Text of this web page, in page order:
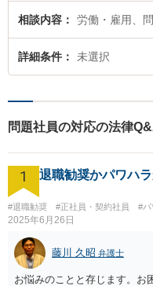
相談内容 労働・雇用、
詳細条件 未選択
問題社員の対応の法律
1 退職勧奨かパワハ
#退職勧奨 #正社員・契約社員 #パ
2025年6月26日
藤川 久昭 弁護士
お悩みのことと存じます。お